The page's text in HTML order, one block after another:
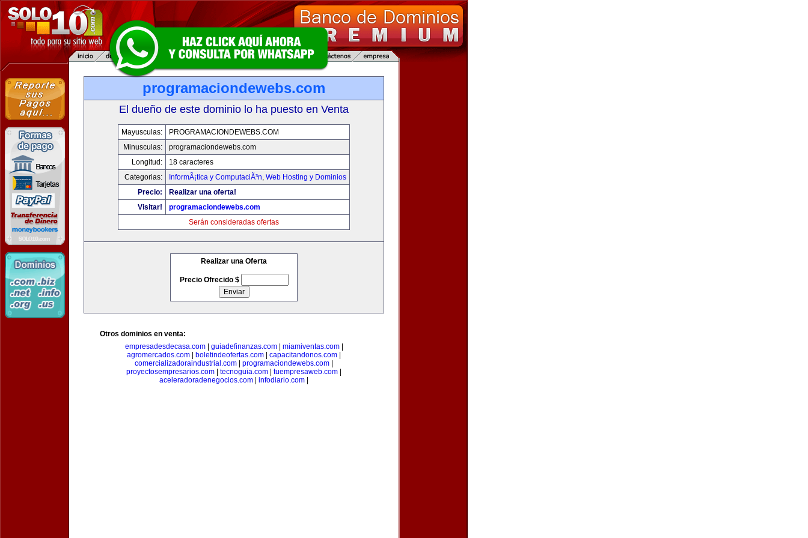
programaciondewebs.com
El dueño de este dominio lo ha puesto en Venta
Mayusculas:
PROGRAMACIONDEWEBS.COM
Minusculas:
programaciondewebs.com
Longitud:
18 caracteres
Categorias:
InformÃ¡tica y ComputaciÃ³n, Web Hosting y Dominios
Precio:
Realizar una oferta!
Visitar!
programaciondewebs.com
Serán consideradas ofertas
Realizar una Oferta
Precio Ofrecido $
Otros dominios en venta:
empresadesdecasa.com| guiadefinanzas.com| miamiventas.com|
agromercados.com
boletindeofertas.com capacitandonos.com
comercializadoraindustrial.com
programaciondewebs.com
proyectosempresarios.com
tecnoguia.com tuempresaweb.com
aceleradoradenegocios.com
infodiario.com